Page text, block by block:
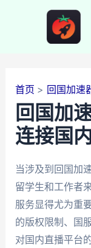
首页 回国加速
回国加
连接国
当涉及到回国加
留学生和工作者
服务显得尤为重
的版权限制、国
对国内直播平台